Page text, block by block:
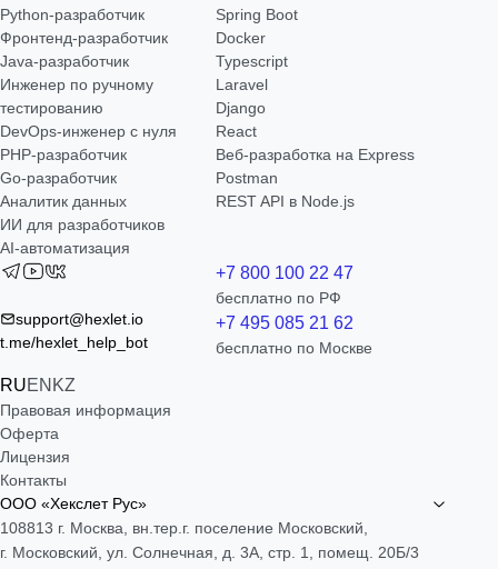
Python-разработчик
Фронтенд-разработчик
Java-разработчик
Инженер по ручному
тестированию
DevOps-инженер с нуля
РНР-разработчик
Go-разработчик
Аналитик данных
ИИ для разработчиков
AI-автоматизация
Spring Boot
Docker
Typescript
Laravel
Django
React
Веб-разработка на Express
Postman
REST API в Node.js
support@hexlet.io
t.me/hexlet_help_bot
RUEN KZ
+7 800 100 22 47
бесплатно по РФ
+7 495 085 21 62
бесплатно по Москве
Правовая информация
Оферта
Лицензия
Контакты
ООО «Хекслет Рус»
108813 г. Москва, вн.тер.г. поселение Московский,
г. Московский, ул. Солнечная, д. 3А, стр. 1, помещ. 20Б/3